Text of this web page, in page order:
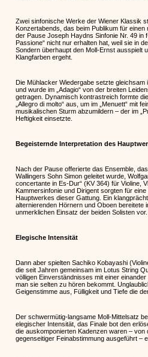
Zwei sinfonische Werke der Wiener Klassik
Konzertabends, das beim Publikum für
der Pause Joseph Haydns Sinfonie Nr. 49 in
Passione“ nicht nur erhalten hat, weil sie in
Sondern überhaupt den Moll-Ernst ausspielt
Klangfarben ergeht.
Die Mühlacker Wiedergabe setzte gleichsam
und wurde im „Adagio“ von der breiten
getragen. Dynamisch kontrastreich formte
„Allegro di molto“ aus, um im „Menuett“ mit
musikalischen Sturm abzumildern – der im
Heftigkeit einsetzte.
Begeisternde Interpretation des
Nach der Pause offerierte das Ensemble,
Wallingers Sohn Simon geleitet wurde,
concertante in Es-Dur“ (KV 364) für Violine,
Kammersinfonie und Dirigent sorgten für
Hauptwerkes dieser Gattung. Ein
alternierenden Hörnern und Oboen bereitete
unmerklichen Einsatz der beiden Solisten vor.
Elegische Intensität
Dann aber spielten Sachiko Kobayashi
die seit Jahren gemeinsam im Lotus String
völligen Einverständnisses mit einer
man sie selten zu hören bekommt.
Geigenstimme aus, Fülligkeit und Tiefe die
Der schwermütig-langsame Moll-Mittelsatz
elegischer Intensität, das Finale bot den
die auskomponierten Kadenzen waren – von
gegenseitiger Feinabstimmung ausgeführt –